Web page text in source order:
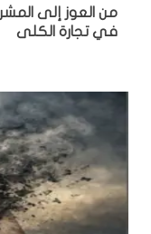
من العوز إلى
في تجارة الكلى